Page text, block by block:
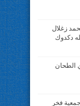
زغلال
دكدوك
الطحان
فخر